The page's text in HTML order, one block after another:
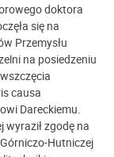
doktora
się na
Przemysłu
na posiedzeniu
causa
Dareckiemu.
wyraził zgodę na
Hutniczej